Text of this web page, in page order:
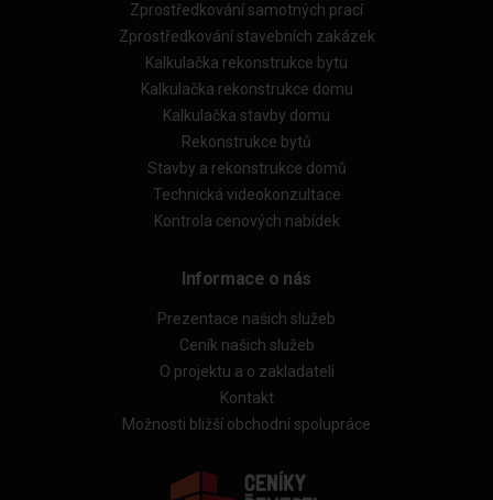
Zprostředkování samotných prací
Zprostředkování stavebních zakázek
Kalkulačka rekonstrukce bytu
Kalkulačka rekonstrukce domu
Kalkulačka stavby domu
Rekonstrukce bytů
Stavby a rekonstrukce domů
Technická videokonzultace
Kontrola cenových nabídek
Informace o nás
Prezentace našich služeb
Ceník našich služeb
O projektu a o zakladateli
Kontakt
Možnosti bližší obchodní spolupráce